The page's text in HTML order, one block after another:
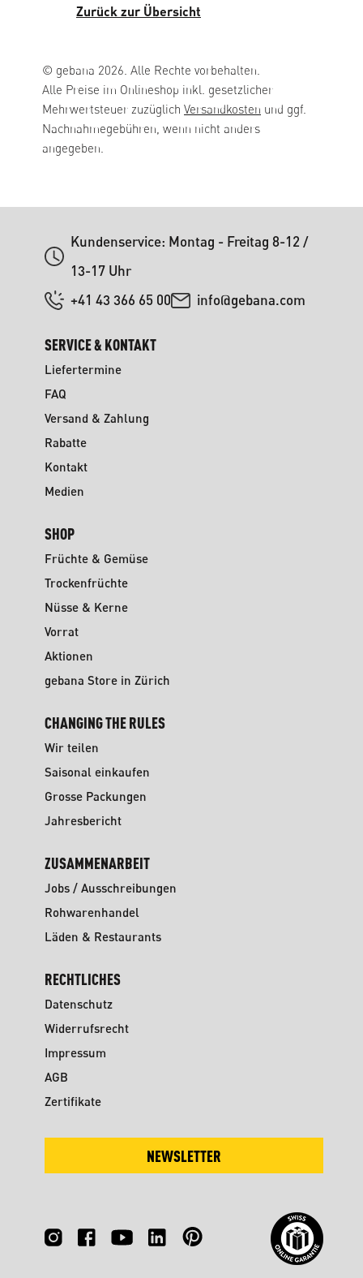
Zurück zur Übersicht
© gebana 2026. Alle Rechte vorbehalten.
Alle Preise im Onlineshop inkl. gesetzlicher
Mehrwertsteuer zuzüglich Versandkosten und ggf.
Nachnahmegebühren, wenn nicht anders
angegeben.
Kundenservice: Montag - Freitag 8-12 /
13-17 Uhr
+41 43 366 65 00
info@gebana.com
SERVICE & KONTAKT
Liefertermine
FAQ
Versand & Zahlung
Rabatte
Kontakt
Medien
SHOP
Früchte & Gemüse
Trockenfrüchte
Nüsse & Kerne
Vorrat
Aktionen
gebana Store in Zürich
CHANGING THE RULES
Wir teilen
Saisonal einkaufen
Grosse Packungen
Jahresbericht
ZUSAMMENARBEIT
Jobs / Ausschreibungen
Rohwarenhandel
Läden & Restaurants
RECHTLICHES
Datenschutz
Widerrufsrecht
Impressum
AGB
Zertifikate
NEWSLETTER